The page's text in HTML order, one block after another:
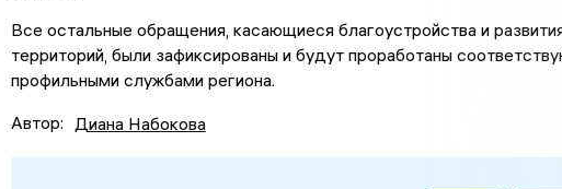
Все остальные обращения, касающиеся благоустройства и
территорий, были зафиксированы и будут проработаны
профильными службами региона.
Автор: Диана Набокова